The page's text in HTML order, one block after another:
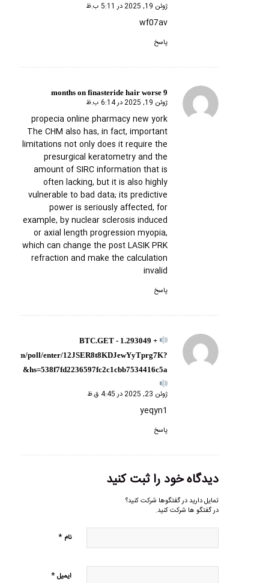
ژوئن 19, 2025 در 5:11 ب.ظ
wf07av
پاسخ
9 months on finasteride hair worse
گفته:ژوئن 19, 2025 در 6:14 ب.ظ
propecia online pharmacy new york
The CHM also has, in fact, important
limitations not only does it require the
presurgical keratometry and the
amount of SIRC information that is
often lacking, but it is also highly
vulnerable to bad data; its predictive
power is seriously affected, for
example, by nuclear sclerosis induced
or axial length progression myopia,
which can change the post LASIK PRK
refraction and make the calculation
invalid
پاسخ
+ 1.293049 BTC.GET -
poll/enter/12JSER8t8KDJewYyTprg7K?
hs=538f7fd2236597fc2c1cbb7534416c5a&
گفته:
ژوئن 23, 2025 در 4:45 ق.ظ
yeqyn1
پاسخ
دیدگاه خود را ثبت کنید
تمایل دارید در گفتگوها شرکت کنید؟
در گفتگو ها شرکت کنید.
نام *
ایمیل*